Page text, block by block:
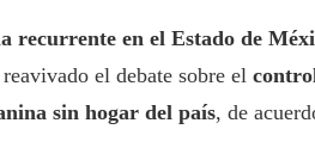
recurrente en el Estado de
el debate sobre el
sin hogar del país, de